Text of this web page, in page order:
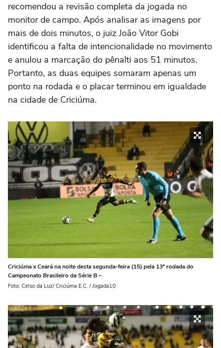
recomendou a revisão completa da jogada no
monitor de campo. Após analisar as imagens por
mais de dois minutos, o juiz João Vitor Gobi
identificou a falta de intencionalidade no movimento
e anulou a marcação do pênalti aos 51 minutos.
Portanto, as duas equipes somaram apenas um
ponto na rodada e o placar terminou em igualdade
na cidade de Criciúma.
Criciúma x Ceará na noite desta segunda-feira (15) pela 13ª rodada do
Campeonato Brasileiro da Série B –
Foto: Celso da Luz/ Criciúma E.C. / Jogada10